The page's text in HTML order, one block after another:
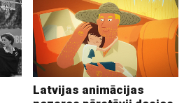
Latvijas animācijas